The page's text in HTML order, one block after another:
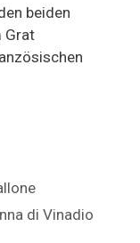
beiden
Grat
di Vinadio